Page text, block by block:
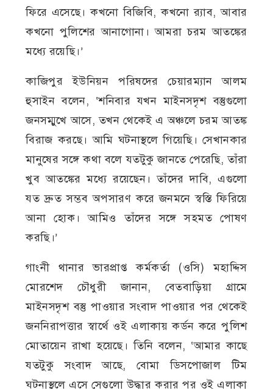
ফিরে এসেছে। কখনো বিজিবি, কখনো র‍্যাব, আবার
কখনো পুলিশের আনাগোনা। আমরা চরম আতঙ্কের
মধ্যে রয়েছি।’
কাজিপুর ইউনিয়ন পরিষদের চেয়ারম্যান আলম
হুসাইন বলেন, ‘শনিবার যখন মাইনসদৃশ বস্তুগুলো
জনসম্মুখে আসে, তখন থেকেই এ অঞ্চলে চরম আতঙ্ক
বিরাজ করছে। আমি ঘটনাস্থলে গিয়েছি। সেখানকার
মানুষের সঙ্গে কথা বলে যতটুকু জানতে পেরেছি, তাঁরা
খুব আতঙ্কের মধ্যে রয়েছেন। তাঁদের দাবি, এগুলো
যত দ্রুত সম্ভব অপসারণ করে জনমনে স্বস্তি ফিরিয়ে
আনা হোক। আমিও তাঁদের সঙ্গে সহমত পোষণ
করছি।’
গাংনী থানার ভারপ্রাপ্ত কর্মকর্তা (ওসি) মহাদ্দিস
মোরশেদ চৌধুরী জানান, বেতবাড়িয়া গ্রামে
মাইনসদৃশ বস্তু পাওয়ার সংবাদ পাওয়ার পর থেকেই
জননিরাপত্তার স্বার্থে ওই এলাকায় কর্ডন করে পুলিশ
মোতায়েন রাখা হয়েছে। তিনি বলেন, ‘আমার কাছে
যতটুকু সংবাদ আছে, বোমা ডিসপোজাল টিম
ঘটনাস্থলে এসে সেগুলো উদ্ধার করার পর ওই এলাকা